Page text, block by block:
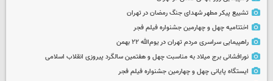
تشییع پیکر مطهر شهدای جنگ رمضان در تهران
اختتامیه چهل و چهارمین جشنواره فیلم فجر
راهپیمایی سراسری مردم تهران در یوم‌الله ۲۲ بهمن
نورافشانی برج میلاد به مناسبت چهل‌ و هفتمین سالگرد پیروزی انقلاب اسلامی
ایستگاه پایانی چهل و چهارمین جشنواره فیلم فجر